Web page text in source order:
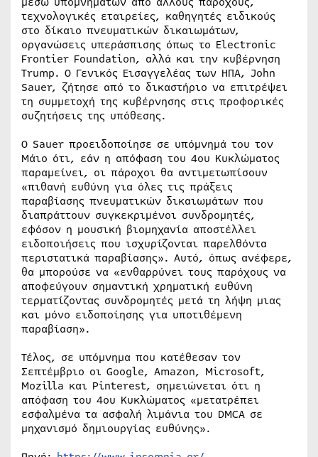
τεχνολογικές εταιρείες, καθηγητές ειδικούς
στο δίκαιο πνευματικών δικαιωμάτων,
οργανώσεις υπεράσπισης όπως το Electronic
Frontier Foundation, αλλά και την κυβέρνηση
Trump. Ο Γενικός Εισαγγελέας των ΗΠΑ, John
Sauer, ζήτησε από το δικαστήριο να επιτρέψει
τη συμμετοχή της κυβέρνησης στις προφορικές
συζητήσεις της υπόθεσης.
Ο Sauer προειδοποίησε σε υπόμνημά του τον
Μάιο ότι, εάν η απόφαση του 4ου Κυκλώματος
παραμείνει, οι πάροχοι θα αντιμετωπίσουν
«πιθανή ευθύνη για όλες τις πράξεις
παραβίασης πνευματικών δικαιωμάτων που
διαπράττουν συγκεκριμένοι συνδρομητές,
εφόσον η μουσική βιομηχανία αποστέλλει
ειδοποιήσεις που ισχυρίζονται παρελθόντα
περιστατικά παραβίασης». Αυτό, όπως ανέφερε,
θα μπορούσε να «ενθαρρύνει τους παρόχους να
αποφεύγουν σημαντική χρηματική ευθύνη
τερματίζοντας συνδρομητές μετά τη λήψη μιας
και μόνο ειδοποίησης για υποτιθέμενη
παραβίαση».
Τέλος, σε υπόμνημα που κατέθεσαν τον
Σεπτέμβριο οι Google, Amazon, Microsoft,
Mozilla και Pinterest, σημειώνεται ότι η
απόφαση του 4ου Κυκλώματος «μετατρέπει
εσφαλμένα τα ασφαλή λιμάνια του DMCA σε
μηχανισμό δημιουργίας ευθύνης».